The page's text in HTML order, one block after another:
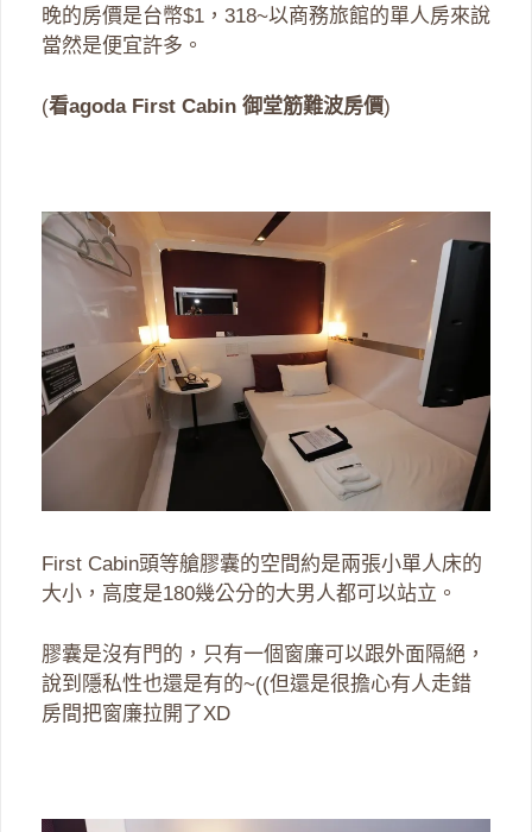
晚的房價是台幣$1，318~以商務旅館的單人房來說
當然是便宜許多。
(看agoda First Cabin 御堂筋難波房價)
First Cabin頭等艙膠囊的空間約是兩張小單人床的
大小，高度是180幾公分的大男人都可以站立。
膠囊是沒有門的，只有一個窗廉可以跟外面隔絕，
說到隱私性也還是有的~((但還是很擔心有人走錯
房間把窗廉拉開了XD